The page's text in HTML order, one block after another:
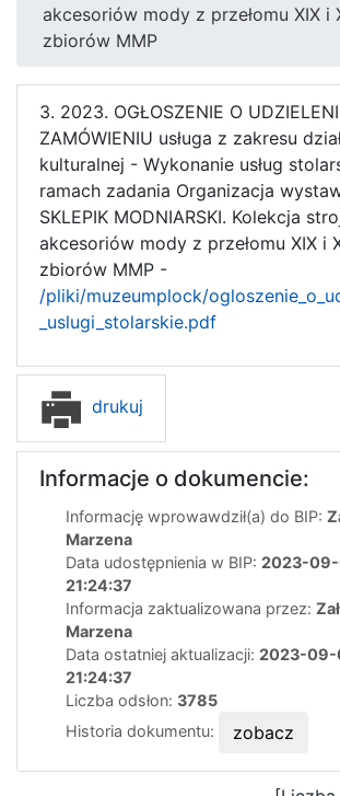
akcesoriów mody z przełomu XIX i
zbiorów MMP
3. 2023. OGŁOSZENIE O
ZAMÓWIENIU usługa z zakresu
kulturalnej - Wykonanie usług
ramach zadania Organizacja
SKLEPIK MODNIARSKI. Kolekcja
akcesoriów mody z przełomu XIX i
zbiorów MMP -
/pliki/muzeumplock/
_uslugi_stolarskie.pdf
drukuj
Informacje o dokumencie:
Informację wprowawdził(a) do BIP:
Marzena
Data udostępnienia w BIP: 2023-
21:24:37
Informacja zaktualizowana przez:
Marzena
Data ostatniej aktualizacji: 2023-09-
21:24:37
Liczba odsłon: 3785
Historia dokumentu:
zobacz